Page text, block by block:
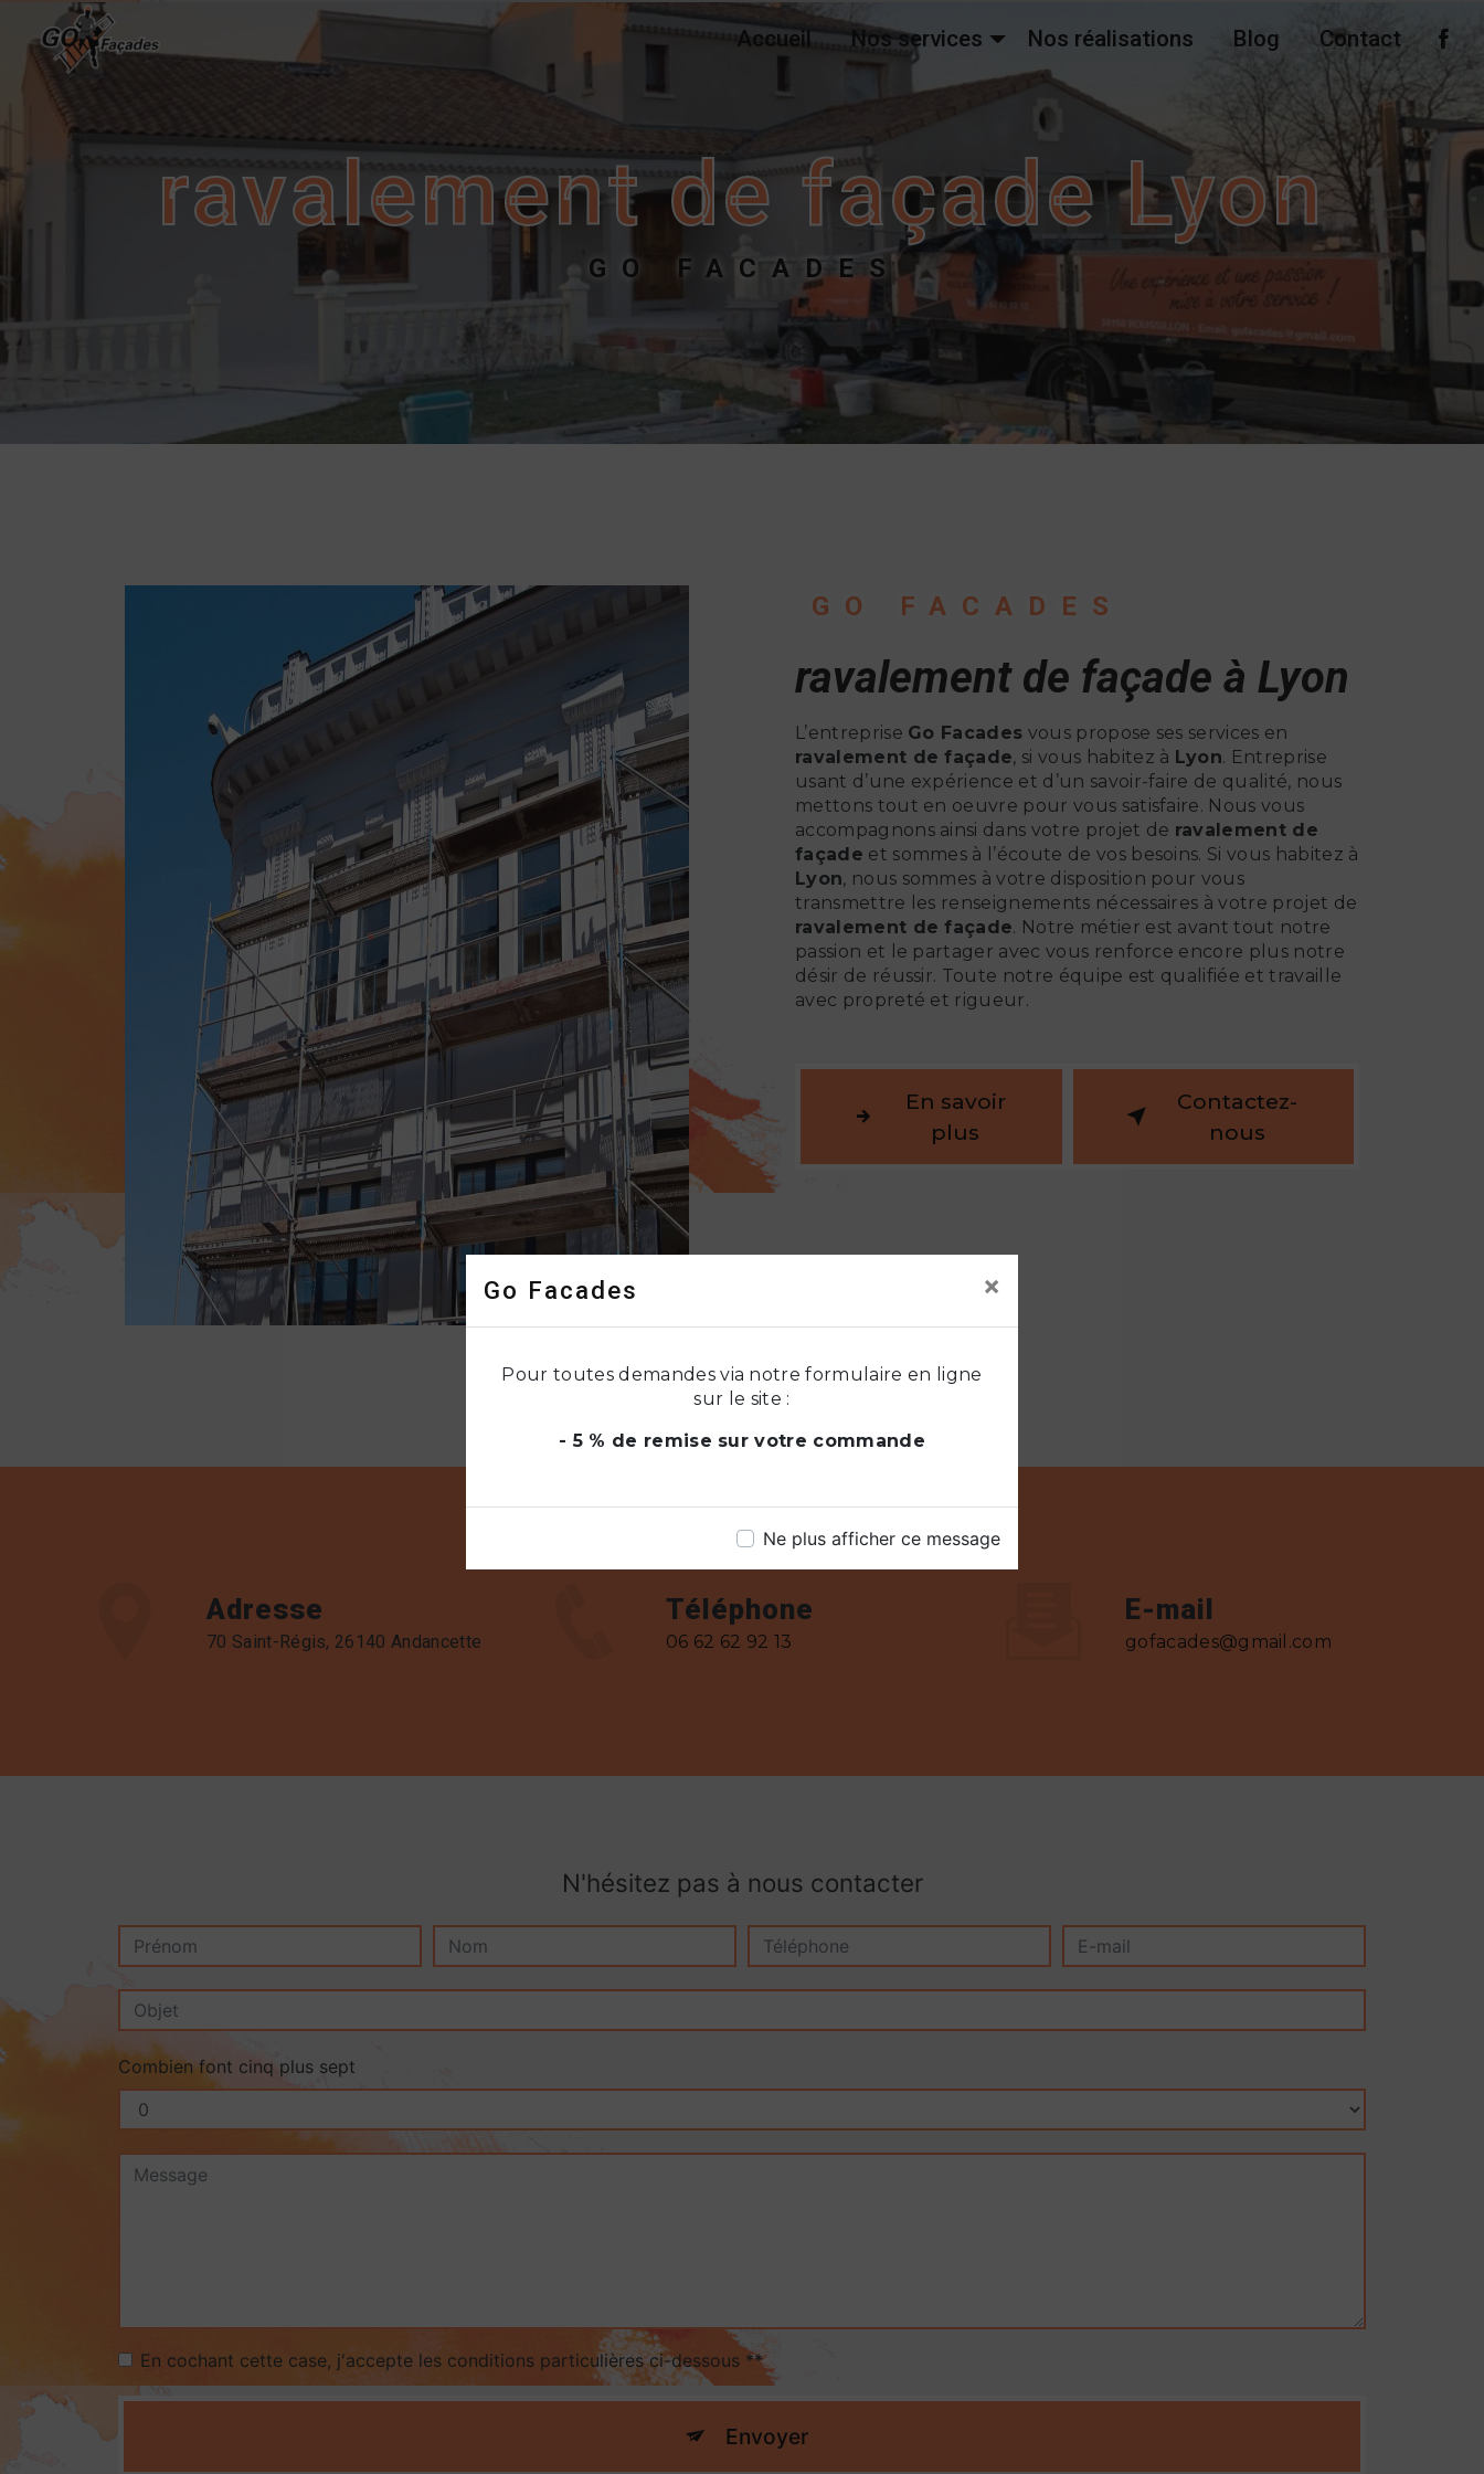
Go Facades ×
Pour toutes demandes via notre formulaire en ligne
sur le site :
- 5 % de remise sur votre commande
Ne plus afficher ce message
Accueil Nos services Nos réalisations Blog Contact
ravalement de façade Lyon
GO FACADES
GO FACADES
ravalement de façade à Lyon
L’entreprise Go Facades vous propose ses services en
ravalement de façade, si vous habitez à Lyon. Entreprise
usant d’une expérience et d’un savoir-faire de qualité, nous
mettons tout en oeuvre pour vous satisfaire. Nous vous
accompagnons ainsi dans votre projet de ravalement de
façade et sommes à l’écoute de vos besoins. Si vous habitez à
Lyon, nous sommes à votre disposition pour vous
transmettre les renseignements nécessaires à votre projet de
ravalement de façade. Notre métier est avant tout notre
passion et le partager avec vous renforce encore plus notre
désir de réussir. Toute notre équipe est qualifiée et travaille
avec propreté et rigueur.
En savoir
plus
Contactez-
nous
Adresse
70 Saint-Régis, 26140 Andancette
Téléphone
06 62 62 92 13
E-mail
gofacades@gmail.com
N'hésitez pas à nous contacter
Combien font cinq plus sept
En cochant cette case, j'accepte les conditions particulières ci-dessous **
Envoyer
Panneau de gestion des cookies